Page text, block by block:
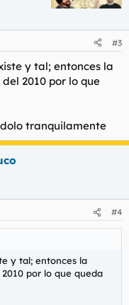
#3
y tal; entonces la
2010 por lo que
tranquilamente
#4
y tal; entonces la
por lo que queda